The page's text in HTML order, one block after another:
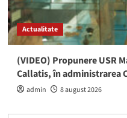
Actualitate
(VIDEO) Propunere USR
Callatis, în administrarea
admin 8 august 2026